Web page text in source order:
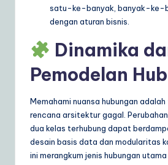
satu-ke-banyak, banyak-ke-
dengan aturan bisnis.
Dinamika
Pemodelan
Memahami nuansa hubungan
rencana arsitektur gagal.
dua kelas terhubung dapat
desain basis data dan modularitas
ini merangkum jenis hubungan